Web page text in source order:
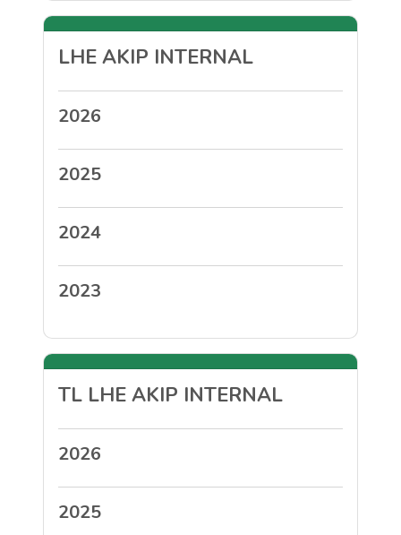
LHE AKIP INTERNAL
2026
2025
2024
2023
TL LHE AKIP INTERNAL
2026
2025